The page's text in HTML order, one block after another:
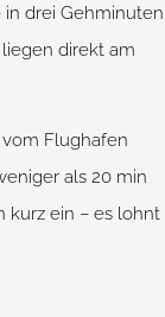
in drei Gehminuten
direkt am
Flughafen
als 20 min
kurz ein – es lohnt